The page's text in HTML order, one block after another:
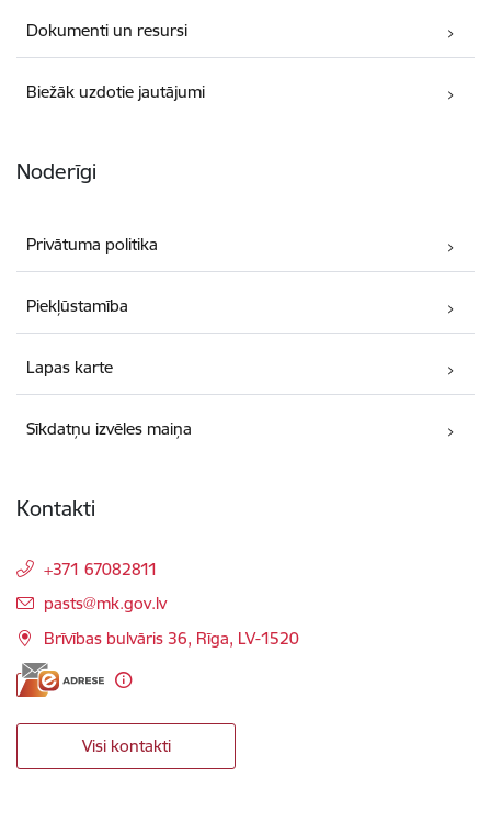
Dokumenti un resursi
Biežāk uzdotie jautājumi
Noderīgi
Privātuma politika
Piekļūstamība
Lapas karte
Sīkdatņu izvēles maiņa
Kontakti
+371 67082811
E-pasts:
pasts@mk.gov.lv
Brīvības bulvāris 36, Rīga, LV-1520
Visi kontakti